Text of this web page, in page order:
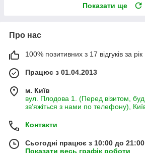
Показати ще
Про нас
100% позитивних з 17 відгуків за рік
Працює з 01.04.2013
м. Київ
вул. Плодова 1. (Перед візитом,
зв’яжіться з нами по телефону),
Контакти
Сьогодні працює з 10:00 до 21:00
Показати весь графік роботи